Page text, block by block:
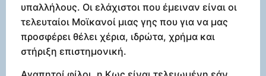
υπαλλήλους. Οι ελάχιστοι που έμειναν είναι οι
τελευταίοι Μοϊκανοί μιας γης που για να μας
προσφέρει θέλει χέρια, ιδρώτα, χρήμα και
στήριξη επιστημονική.